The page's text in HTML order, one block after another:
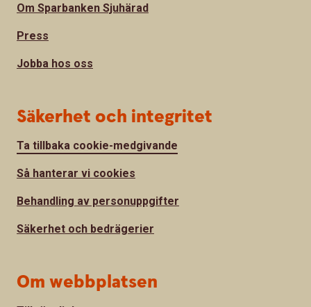
Om Sparbanken Sjuhärad
Press
Jobba hos oss
Säkerhet och integritet
Ta tillbaka cookie-medgivande
Så hanterar vi cookies
Behandling av personuppgifter
Säkerhet och bedrägerier
Om webbplatsen